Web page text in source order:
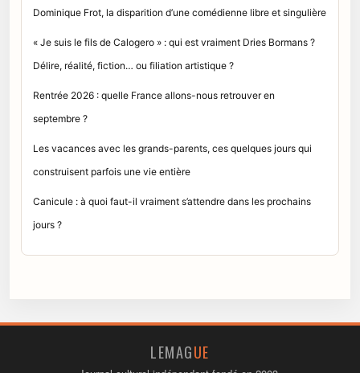
Dominique Frot, la disparition d’une comédienne libre et singulière
« Je suis le fils de Calogero » : qui est vraiment Dries Bormans ?
Délire, réalité, fiction… ou filiation artistique ?
Rentrée 2026 : quelle France allons-nous retrouver en
septembre ?
Les vacances avec les grands-parents, ces quelques jours qui
construisent parfois une vie entière
Canicule : à quoi faut-il vraiment s’attendre dans les prochains
jours ?
LEMAGUE